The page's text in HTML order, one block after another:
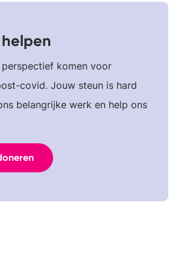
komen voor
covid. Jouw steun is hard
belangrijke werk en help ons